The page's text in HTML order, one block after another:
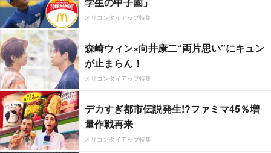
オリコンタイアップ特集
森崎ウィン×向井康二“両片思い”にキュン
が止まらん！
オリコンタイアップ特集
デカすぎ都市伝説発生!?ファミマ45％増
量作戦再来
オリコンタイアップ特集